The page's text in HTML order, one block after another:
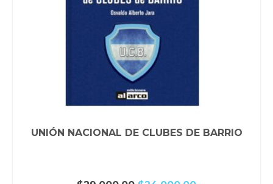
UNIÓN NACIONAL DE CLUBES DE BARRIO